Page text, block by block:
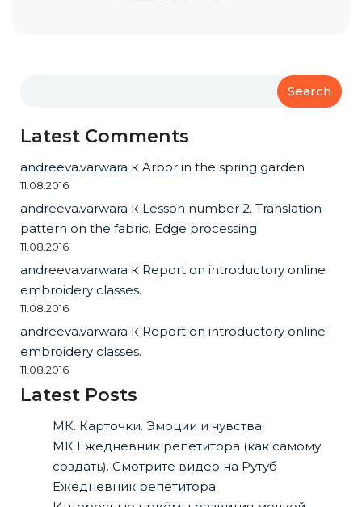
Search
Latest Comments
andreeva.varwara к Arbor in the spring garden
11.08.2016
andreeva.varwara к Lesson number 2. Translation
pattern on the fabric. Edge processing
11.08.2016
andreeva.varwara к Report on introductory online
embroidery classes.
11.08.2016
andreeva.varwara к Report on introductory online
embroidery classes.
11.08.2016
Latest Posts
МК. Карточки. Эмоции и чувства
МК Ежедневник репетитора (как самому
создать). Смотрите видео на Рутуб
Ежедневник репетитора